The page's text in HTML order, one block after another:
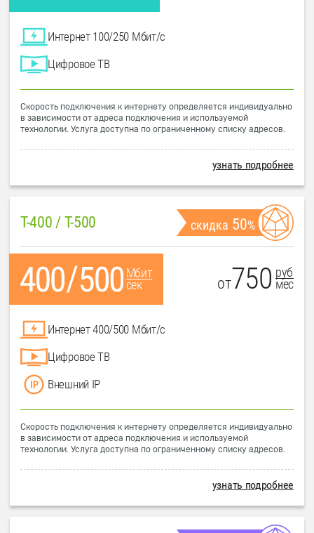
Интернет 100/250 Мбит/с
Цифровое ТВ
Скорость подключения к интернету определяется индивидуально
в зависимости от адреса подключения и используемой
технологии. Услуга доступна по ограниченному списку адресов.
узнать подробнее
T-400 / T-500 скидка 50%
Мбит
сек
от750 руб
мес
Интернет 400/500 Мбит/с
Цифровое ТВ
Внешний IP
Скорость подключения к интернету определяется индивидуально
в зависимости от адреса подключения и используемой
технологии. Услуга доступна по ограниченному списку адресов.
узнать подробнее